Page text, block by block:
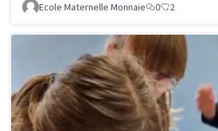
Ecole Maternelle Monnaie 0 2